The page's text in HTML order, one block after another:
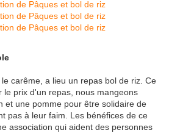
carême, a lieu un repas bol de riz. Ce
le prix d'un repas, nous mangeons
et une pomme pour être solidaire de
pas à leur faim. Les bénéfices de ce
association qui aident des personnes